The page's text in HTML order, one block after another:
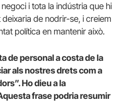
i tota la indústria que hi
de nodrir-se, i creiem
política en mantenir això.
de personal a costa de la
als nostres drets com a
Ho dieu a la
frase podria resumir